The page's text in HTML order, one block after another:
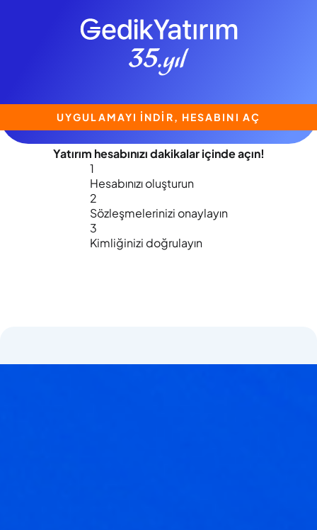
UYGULAMAYI İNDİR, HESABINI AÇ
Yatırım hesabınızıdakikalar içindeaçın!
1
Hesabınızı oluşturun
2
Sözleşmelerinizi onaylayın
3
Kimliğinizi doğrulayın